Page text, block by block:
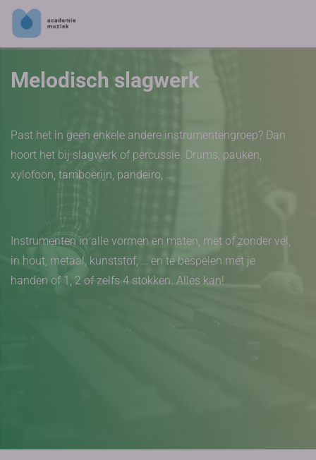
Melodisch slagwerk
Past het in geen enkele andere instrumentengroep? Dan
hoort het bij slagwerk of percussie. Drums, pauken,
xylofoon, tamboerijn, pandeiro, …
Instrumenten in alle vormen en maten, met of zonder vel,
in hout, metaal, kunststof, … en te bespelen met je
handen of 1, 2 of zelfs 4 stokken. Alles kan!